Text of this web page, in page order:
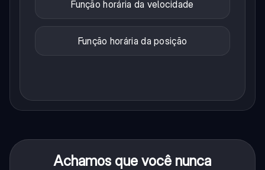
Função horária da velocidade
Função horária da posição
Achamos que você nunca